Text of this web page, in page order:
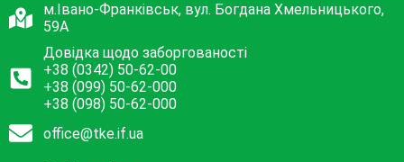
м.Івано-Франківськ, вул. Богдана Хмельницького,
59А
Довідка щодо заборгованості
+38 (0342) 50-62-00
+38 (099) 50-62-000
+38 (098) 50-62-000
office@tke.if.ua